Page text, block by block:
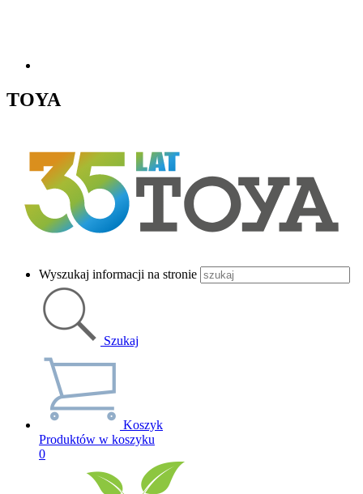
TOYA
Wyszukaj informacji na stronie
Szukaj
Koszyk
Produktów w koszyku
0